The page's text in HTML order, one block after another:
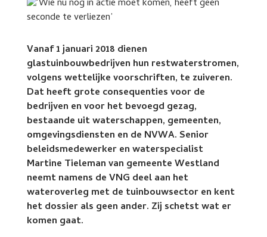
Vanaf 1 januari 2018 dienen
glastuinbouwbedrijven hun restwaterstromen,
volgens wettelijke voorschriften, te zuiveren.
Dat heeft grote consequenties voor de
bedrijven en voor het bevoegd gezag,
bestaande uit waterschappen, gemeenten,
omgevingsdiensten en de NVWA. Senior
beleidsmedewerker en waterspecialist
Martine Tieleman van gemeente Westland
neemt namens de VNG deel aan het
wateroverleg met de tuinbouwsector en kent
het dossier als geen ander. Zij schetst wat er
komen gaat.